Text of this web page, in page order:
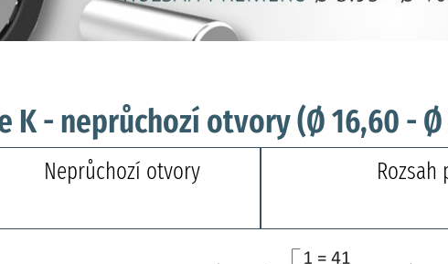
K - neprůchozí otvory (Ø 16,60 - Ø
Neprůchozí otvory Rozsah